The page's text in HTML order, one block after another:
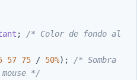
;
/* Color de fondo al
57 75 / 50%);
/* Sombra
*/